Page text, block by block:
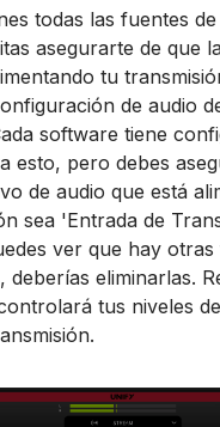
todas las fuentes
asegurarte de que
tu
de audio
software tiene
esto, pero debes
de audio que está
sea 'Entrada de
ver que hay
deberías eliminarlas.
tus niveles